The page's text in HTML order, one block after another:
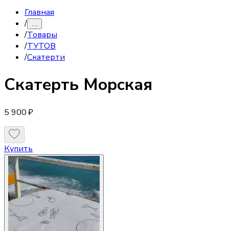
Главная
/ …
/Товары
/ТУТОВ
/Скатерти
Скатерть Морская
5 900 ₽
Купить